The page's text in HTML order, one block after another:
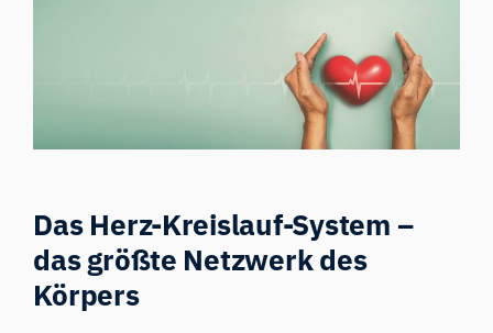
Das Herz-Kreislauf-System –
das größte Netzwerk des
Körpers